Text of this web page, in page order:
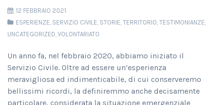
12 FEBBRAIO 2021
ESPERIENZE, SERVIZIO CIVILE, STORIE, TERRITORIO, TESTIMONIANZE,
UNCATEGORIZED, VOLONTARIATO
Un anno fa, nel febbraio 2020, abbiamo iniziato il
Servizio Civile. Oltre ad essere un’esperienza
meravigliosa ed indimenticabile, di cui conserveremo
bellissimi ricordi, la definiremmo anche decisamente
particolare, considerata la situazione emergenziale